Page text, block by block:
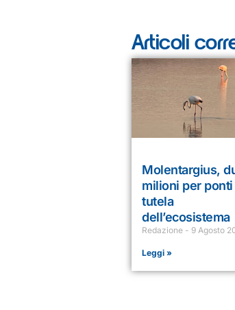
Articoli
Molentargius,
milioni per ponti
tutela
dell’ecosistema
Redazione 9 Agosto
Leggi »